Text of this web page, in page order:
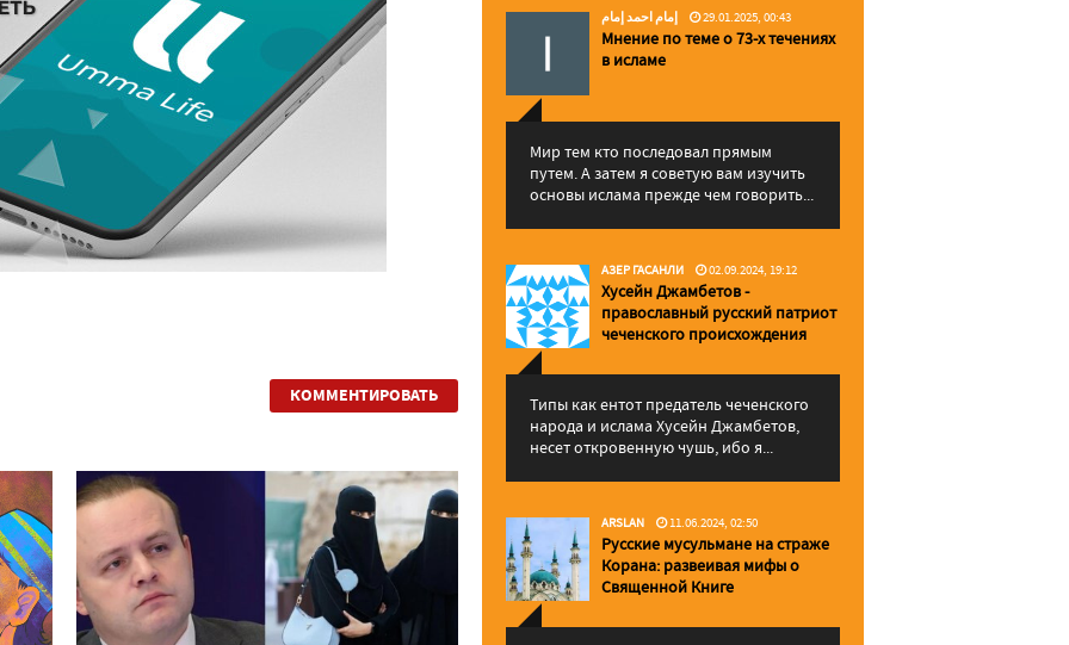
КОММЕНТИРОВАТЬ
إمام احمد إمام 29.01.2025, 00:43
Мнение по теме о 73-х течениях
в исламе
Мир тем кто последовал прямым
путем. А затем я советую вам изучить
основы ислама прежде чем говорить...
АЗЕР ГАСАНЛИ 02.09.2024, 19:12
Хусейн Джамбетов -
православный русский патриот
чеченского происхождения
Типы как ентот предатель чеченского
народа и ислама Хусейн Джамбетов,
несет откровенную чушь, ибо я...
ARSLAN 11.06.2024, 02:50
Русские мусульмане на страже
Корана: pазвеивая мифы о
Священной Книге